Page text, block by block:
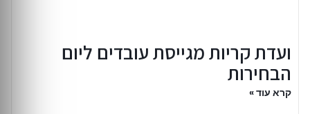
ועדת קריות מגייסת עובדים ליום
הבחירות
קרא עוד »